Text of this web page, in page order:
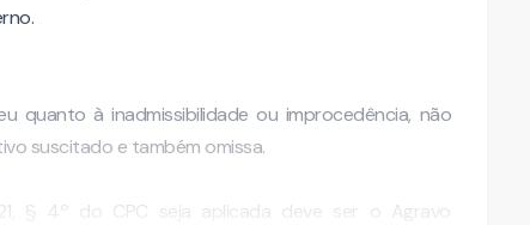
quanto à inadmissibilidade ou improcedência, não
suscitado e também omissa.
§ 4º do CPC seja aplicada deve ser o Agravo